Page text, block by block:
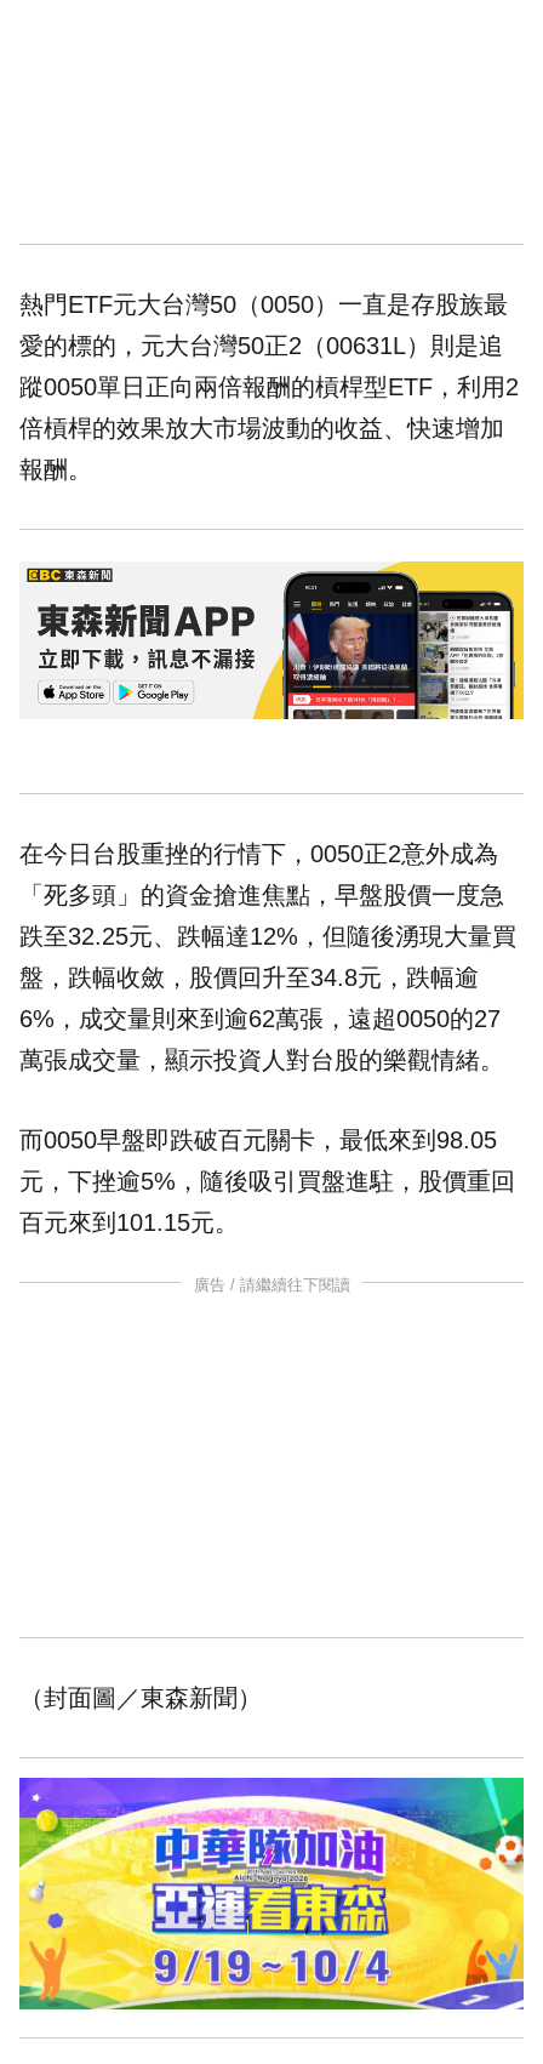
熱門ETF元大台灣50（0050）一直是存股族最
愛的標的，元大台灣50正2（00631L）則是追
蹤0050單日正向兩倍報酬的槓桿型ETF，利用2
倍槓桿的效果放大市場波動的收益、快速增加
報酬。
在今日台股重挫的行情下， 0050正2意外成為
「死多頭」的資金搶進焦點，早盤股價一度急
跌至32.25元、跌幅達12%，但隨後湧現大量買
盤，跌幅收斂，股價回升至34.8元，跌幅逾
6%，成交量則來到逾62萬張，遠超0050的27
萬張成交量，顯示投資人對台股的樂觀情緒。
而0050早盤即跌破百元關卡，最低來到98.05
元，下挫逾5%，隨後吸引買盤進駐，股價重回
百元來到101.15元。
廣告 / 請繼續往下閱讀
（封面圖／東森新聞）